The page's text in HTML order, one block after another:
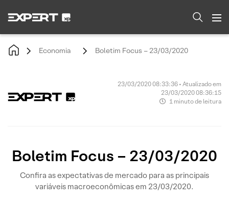
Economia Boletim Focus – 23/03/2020
23/03/2020 08:33:36 • Atualizado em
23/03/2020 08:36:15
1 minuto de leitura
Boletim Focus – 23/03/2020
Confira as expectativas de mercado para as principais
variáveis macroeconômicas em 23/03/2020.